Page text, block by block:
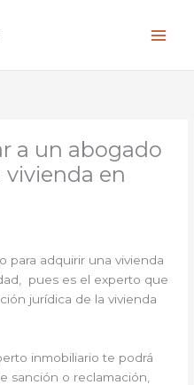
a un abogado
en
para adquirir una vivienda
pues es el experto que
jurídica de la vivienda
inmobiliario te podrá
sanción o reclamación,